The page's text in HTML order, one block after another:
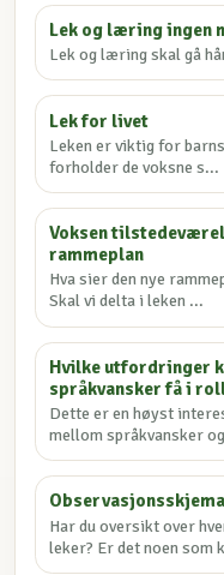
Lek og læring ingen
Lek og læring skal gå
Lek for livet
Leken er viktig for
forholder de voksne s...
Voksen
rammeplan
Hva sier den nye
Skal vi delta i leken ...
Hvilke utfordringer
språkvansker få i
Dette er en høyst
mellom språkvansker
Har du oversikt over
leker? Er det noen som